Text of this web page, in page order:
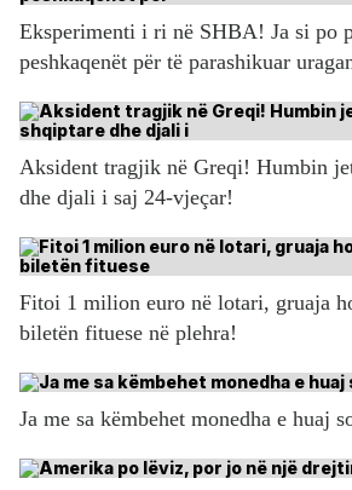
Eksperimenti i ri në SHBA! Ja si po
peshkaqenët për të parashikuar
Aksident tragjik në Greqi! Humbin
dhe djali i saj 24-vjeçar!
Fitoi 1 milion euro në lotari, gruaja
biletën fituese në plehra!
Ja me sa këmbehet monedha e huaj